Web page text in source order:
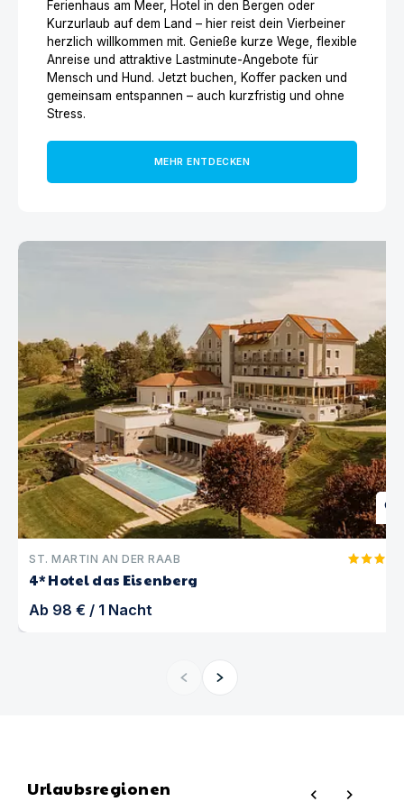
Ferienhaus am Meer, Hotel in den Bergen oder
Kurzurlaub auf dem Land – hier reist dein Vierbeiner
herzlich willkommen mit. Genieße kurze Wege, flexible
Anreise und attraktive Lastminute-Angebote für
Mensch und Hund. Jetzt buchen, Koffer packen und
gemeinsam entspannen – auch kurzfristig und ohne
Stress.
MEHR ENTDECKEN
4* Hotel das Eisenberg | Unterkunft in St. Martin an
favorite
ST. MARTIN AN DER RAAB
4* Hotel das Eisenberg
Ab 98 € / 1 Nacht
Urlaubsregionen chevron_left chevron_right